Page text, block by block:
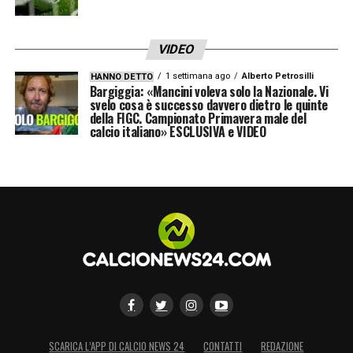
del club e che ora spinge la dirigenza lariana
a valutare profili di livello superiore per
affrontare al meglio la prossima stagione
LA PLAYLIST DELLE NOSTRE TOP NEWS
VIDEO
HANNO DETTO 1 settimana ago Alberto Petrosilli
Bargiggia: «Mancini voleva solo la Nazionale. Vi
svelo cosa è successo davvero dietro le quinte
della FIGC. Campionato Primavera male del
calcio italiano» ESCLUSIVA e VIDEO
SCARICA L’APP DI CALCIO NEWS 24 CONTATTI REDAZIONE